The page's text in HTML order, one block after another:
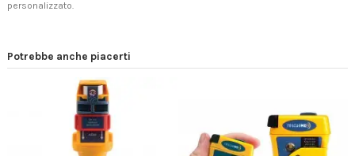
personalizzato.
Potrebbe anche piacerti